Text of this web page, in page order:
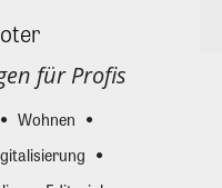
für Profis
Wohnen